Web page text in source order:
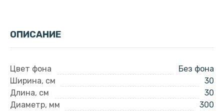
ОПИСАНИЕ
Цвет фона
Без фона
Ширина, см
30
Длина, см
30
Диаметр, мм
300